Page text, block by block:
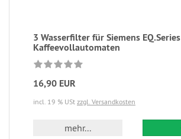
3 Wasserfilter für Siemens EQ.Series
Kaffeevollautomaten
16,90 EUR
incl. 19 % USt zzgl. Versandkosten
mehr...